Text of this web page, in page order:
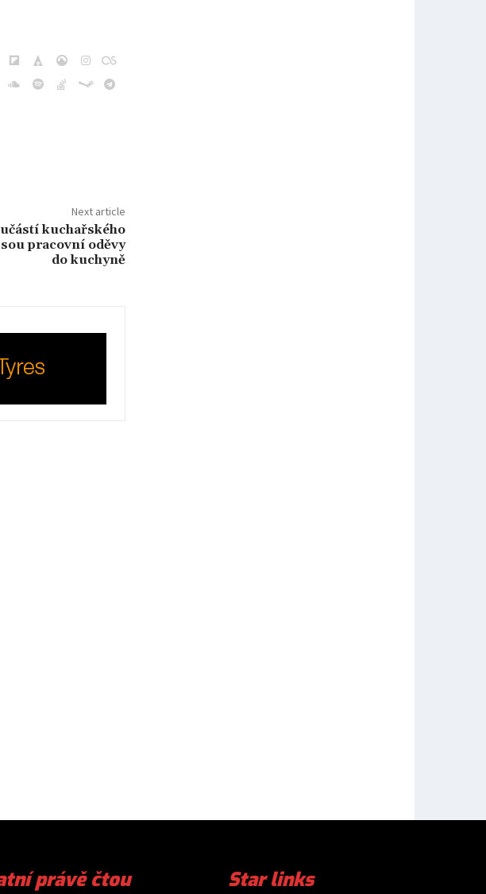
Next article
kuchařského
pracovní oděvy
do kuchyně
právě čtou Star links